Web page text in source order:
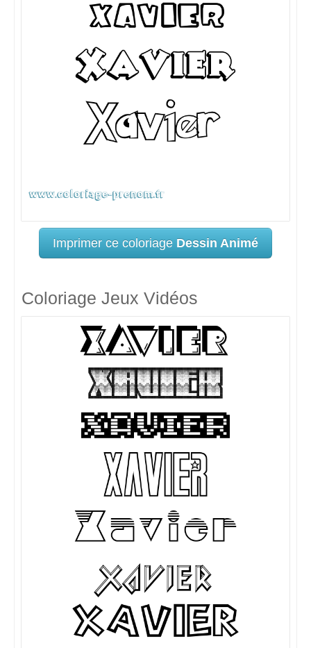
Imprimer ce coloriage Dessin Animé
Coloriage Jeux Vidéos